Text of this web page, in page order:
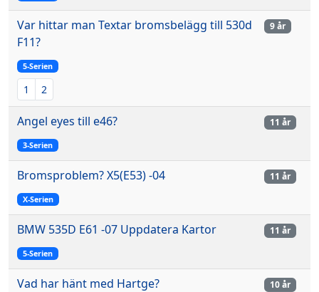
Var hittar man Textar bromsbelägg till 530d
F11?
5-Serien
1 2
9 år
Angel eyes till e46?
3-Serien
11 år
Bromsproblem? X5(E53) -04
X-Serien
11 år
BMW 535D E61 -07 Uppdatera Kartor
5-Serien
11 år
Vad har hänt med Hartge? 10 år